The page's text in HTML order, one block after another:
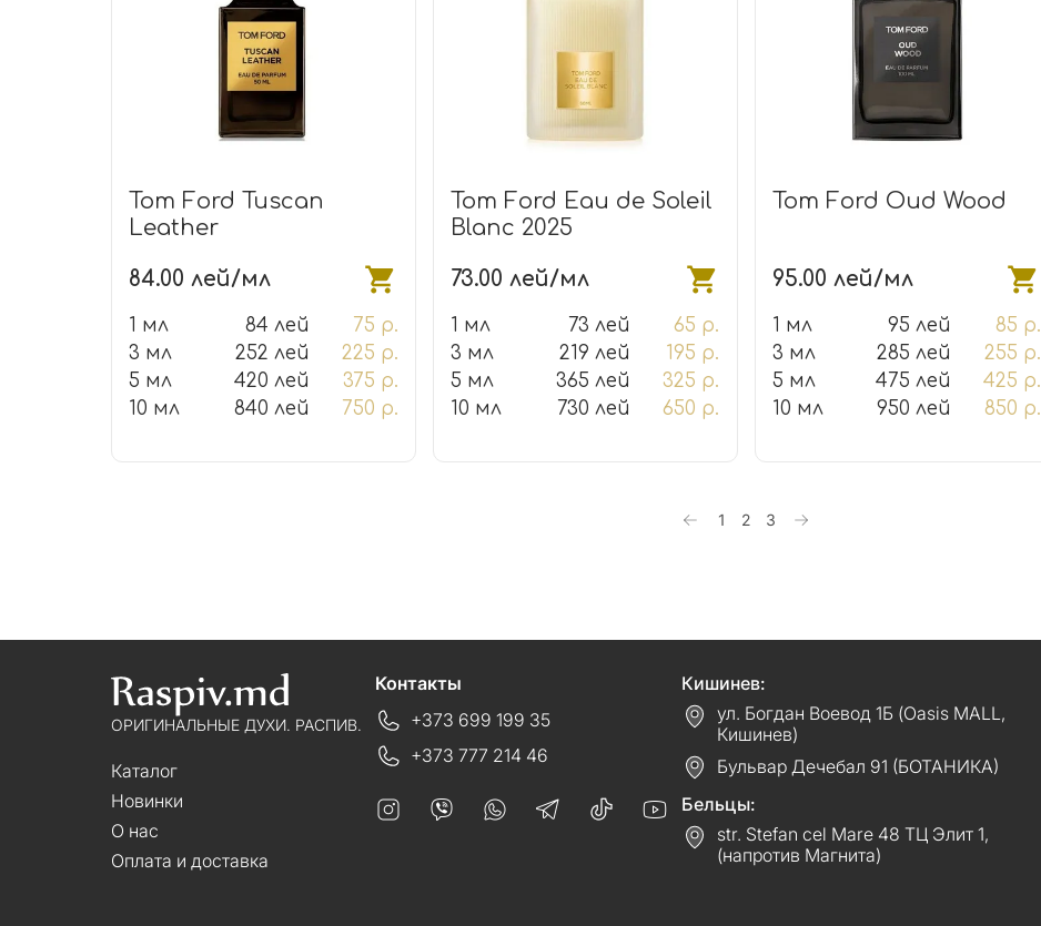
Tom Ford Tuscan
Leather
84.00 лей/мл
1 мл 84 лей
75 р.
3 мл
252 лей
225 р.
5 мл
420 лей
375 р.
10 мл
840 лей 750 р.
Tom Ford Eau de Soleil
Blanc 2025
73.00 лей/мл
1 мл 73 лей
65 р.
3 мл
219 лей
195 р.
5 мл
365 лей
325 р.
10 мл
730 лей 650 р.
Tom Ford Oud Wood
95.00 лей/мл
1 мл 95 лей
85 р.
3 мл
285 лей
255 р.
5 мл
475 лей
425 р.
10 мл
950 лей 850 р.
1 2 3
ОРИГИНАЛЬНЫЕ ДУХИ. РАСПИВ.
Каталог
Новинки
О нас
Оплата и доставка
Контакты
+373 699 199 35
+373 777 214 46
Кишинев:
ул. Богдан Воевод 1Б (Oasis MALL,
Кишинев)
Бульвар Дечебал 91 (БОТАНИКА)
Бельцы:
str. Stefan cel Mare 48 ТЦ Элит 1,
(напротив Магнита)